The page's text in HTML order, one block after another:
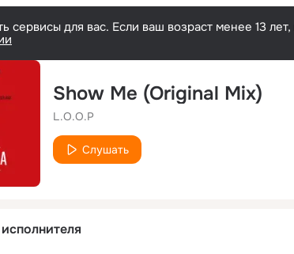
для вас. Если ваш возраст менее 13
Show Me (Original Mix)
L.O.O.P
Слушать